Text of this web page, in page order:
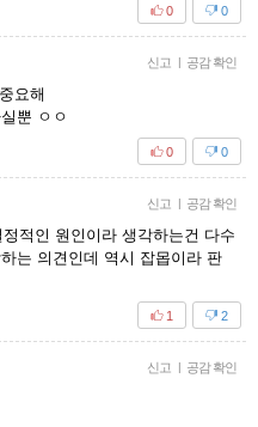
0
0
신고 공감 확인
요해
뿐 ㅇㅇ
0
0
신고 공감 확인
적인 원인이라 생각하는건 다수
는 의견인데 역시 잡몹이라 판
2
1
신고 공감 확인